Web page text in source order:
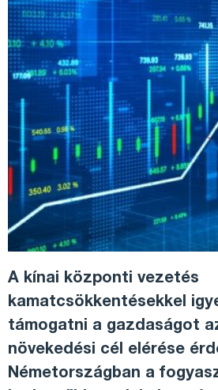
A kínai központi vezetés
kamatcsökkentésekkel
támogatni a gazdaságot
növekedési cél elérése
Németországban a